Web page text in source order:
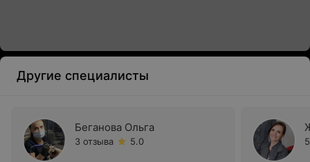
Другие специалисты
Беганова Ольга
3 отзыва 5.0